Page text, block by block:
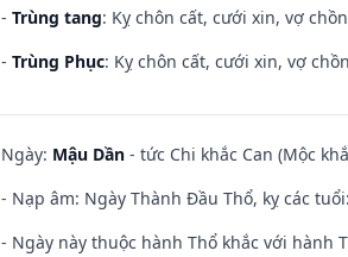
- Trùng tang: Kỵ chôn cất, cưới xin, vợ
- Trùng Phục: Kỵ chôn cất, cưới xin, vợ
Ngày: Mậu Dần - tức Chi khắc Can (Mộc
- Nạp âm: Ngày Thành Đầu Thổ, kỵ các
- Ngày này thuộc hành Thổ khắc với hành